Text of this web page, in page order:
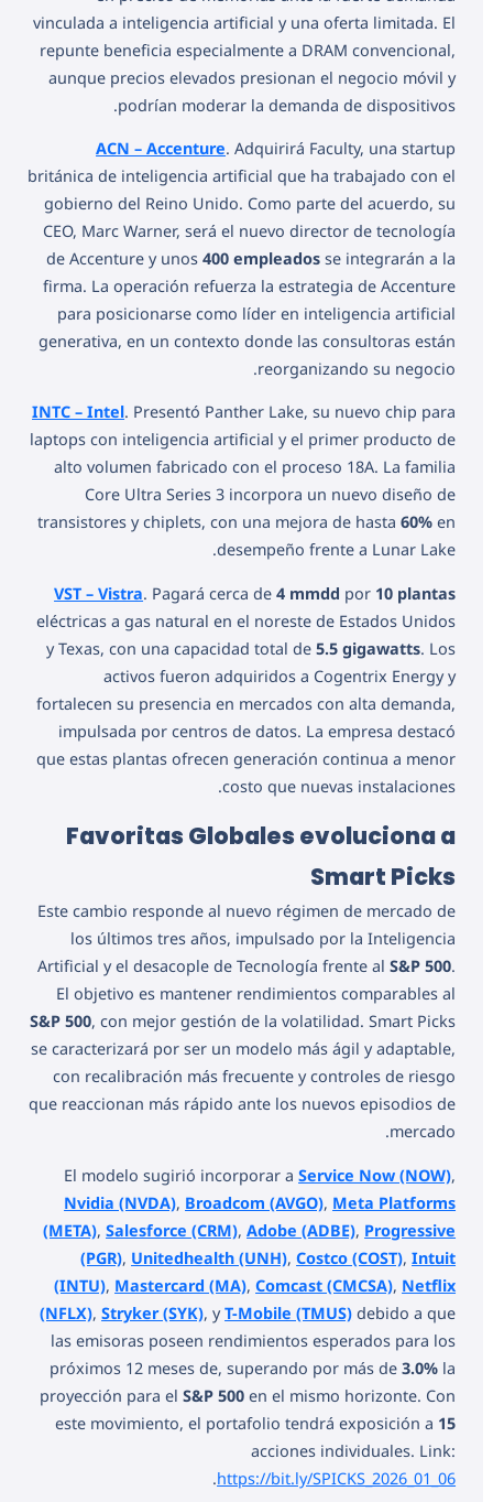
vinculada a inteligencia artificial y una oferta limitada. El
repunte beneficia especialmente a DRAM convencional,
aunque precios elevados presionan el negocio móvil y
podrían moderar la demanda de dispositivos.
ACN – Accenture. Adquirirá Faculty, una startup
británica de inteligencia artificial que ha trabajado con el
gobierno del Reino Unido. Como parte del acuerdo, su
CEO, Marc Warner, será el nuevo director de tecnología
de Accenture y unos400 empleados se integrarán a la
firma. La operación refuerza la estrategia de Accenture
para posicionarse como líder en inteligencia artificial
generativa, en un contexto donde las consultoras están
reorganizando su negocio.
INTC – Intel. Presentó Panther Lake, su nuevo chip para
laptops con inteligencia artificial y el primer producto de
alto volumen fabricado con el proceso 18A. La familia
Core Ultra Series 3 incorpora un nuevo diseño de
transistores y chiplets, con una mejora de hasta60% en
desempeño frente a Lunar Lake.
VST – Vistra. Pagará cerca de4 mmdd por 10 plantas
eléctricas a gas natural en el noreste de Estados Unidos
y Texas, con una capacidad total de5.5 gigawatts. Los
activos fueron adquiridos a Cogentrix Energy y
fortalecen su presencia en mercados con alta demanda,
impulsada por centros de datos. La empresa destacó
que estas plantas ofrecen generación continua a menor
costo que nuevas instalaciones.
Favoritas Globales evoluciona a
Smart Picks
Este cambio responde al nuevo régimen de mercado de
los últimos tres años, impulsado por la Inteligencia
Artificial y el desacople de Tecnología frente alS&P 500.
El objetivo es mantener rendimientos comparables al
S&P 500, con mejor gestión de la volatilidad. Smart Picks
se caracterizará por ser un modelo más ágil y adaptable,
con recalibración más frecuente y controles de riesgo
que reaccionan más rápido ante los nuevos episodios de
mercado.
El modelo sugirió incorporar aService Now (NOW),
Nvidia (NVDA), Broadcom (AVGO), Meta Platforms
(META),Salesforce (CRM),Adobe (ADBE), Progressive
(PGR), Unitedhealth (UNH),Costco (COST),Intuit
(INTU), Mastercard (MA),Comcast (CMCSA), Netflix
(NFLX),Stryker (SYK), yT-Mobile (TMUS) debido a que
las emisoras poseen rendimientos esperados para los
próximos 12 meses de, superando por más de3.0% la
proyección para elS&P 500 en el mismo horizonte. Con
este movimiento, el portafolio tendrá exposición a 15
acciones individuales. Link:
https://bit.ly/SPICKS_2026_01_06
.